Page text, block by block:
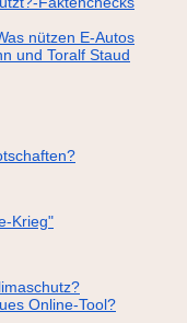
nützen E-Autos
und Toralf Staud
Krieg"
Online-Tool?